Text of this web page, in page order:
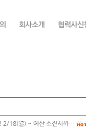
2/18(월) ~ 예산 소진시까…